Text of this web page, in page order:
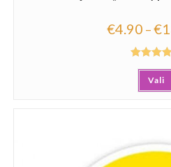
€4.90 –€
5.00/ 5
Vali